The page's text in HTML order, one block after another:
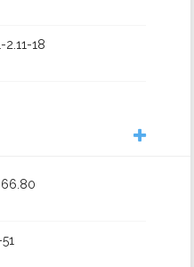
2.11-18
66.80